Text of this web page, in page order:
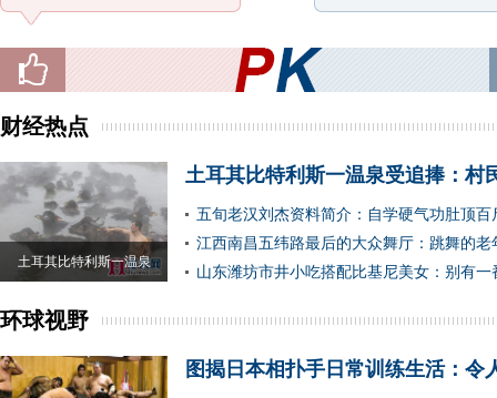
财经热点
土耳其比特利斯一温泉
土耳其比特利斯一温泉受追捧：村
五旬老汉刘杰资料简介：自学硬气功肚顶百
江西南昌五纬路最后的大众舞厅：跳舞的老
山东潍坊市井小吃搭配比基尼美女：别有一
环球视野
图揭日本相扑手日常训练生活：令